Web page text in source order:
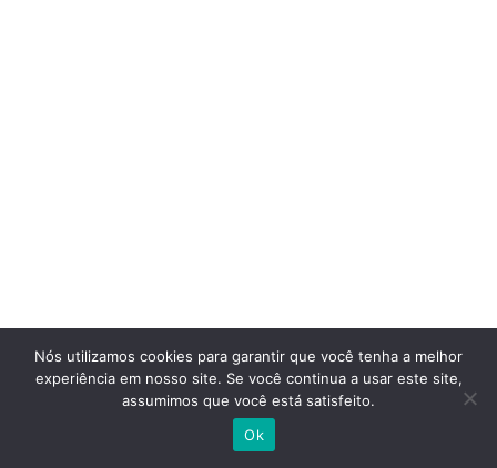
Nós utilizamos cookies para garantir que você tenha a melhor
experiência em nosso site. Se você continua a usar este site,
assumimos que você está satisfeito.
Ok